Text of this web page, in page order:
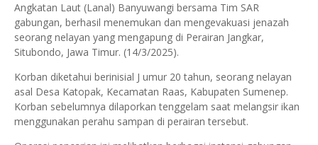
Angkatan Laut (Lanal) Banyuwangi bersama Tim SAR
gabungan, berhasil menemukan dan mengevakuasi jenazah
seorang nelayan yang mengapung di Perairan Jangkar,
Situbondo, Jawa Timur. (14/3/2025).
Korban diketahui berinisial J umur 20 tahun, seorang nelayan
asal Desa Katopak, Kecamatan Raas, Kabupaten Sumenep.
Korban sebelumnya dilaporkan tenggelam saat melangsir ikan
menggunakan perahu sampan di perairan tersebut.